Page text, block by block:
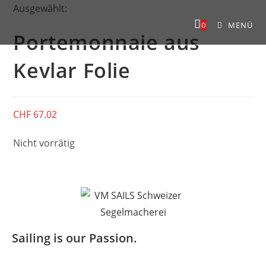
0 MENÜ
Ausgewählt:
Portemonnaie aus
Kevlar Folie
CHF 67.02
Nicht vorrätig
Sailing is our Passion.